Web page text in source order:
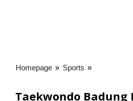
Homepage » Sports »
Taekwondo Badung